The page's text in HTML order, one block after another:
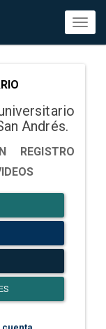
Andrés.
REGISTRO